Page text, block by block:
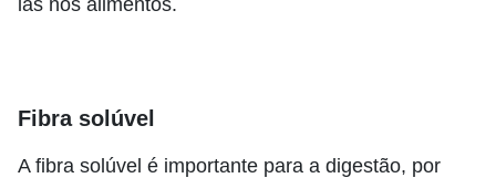
las nos alimentos.
Fibra solúvel
A fibra solúvel é importante para a digestão, por